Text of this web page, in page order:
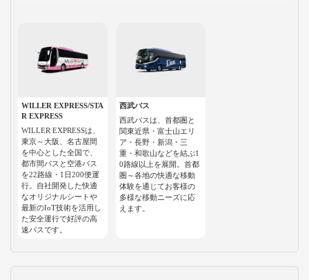
WILLER EXPRESS/STA
R EXPRESS
WILLER EXPRESSは、
東京～大阪、名古屋間
を中心とした全国で、
都市間バスと空港バス
を22路線・1日200便運
行。自社開発した快適
なオリジナルシートや
最新のIoT技術を活用し
た安全運行で好評の高
速バスです。
西武バス
西武バスは、首都圏と
関東近県・富士山エリ
ア・長野・新潟・三
重・和歌山などを結ぶ1
0路線以上を展開。首都
圏～各地の快適な移動
体験を通じてお客様の
多様な移動ニーズに応
えます。